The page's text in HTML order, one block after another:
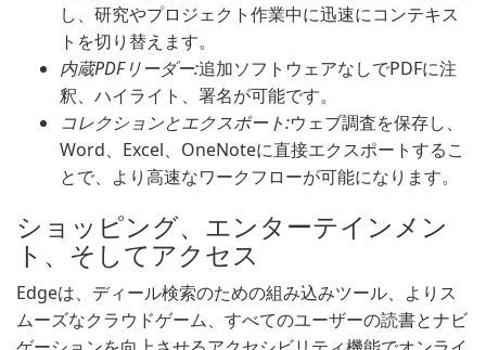
し、研究やプロジェクト作業中に迅速にコンテキス
トを切り替えます。
内蔵PDFリーダー:追加ソフトウェアなしでPDFに注
釈、ハイライト、署名が可能です。
コレクションとエクスポート:ウェブ調査を保存し、
Word、Excel、OneNoteに直接エクスポートするこ
とで、より高速なワークフローが可能になります。
ショッピング、エンターテインメン
ト、そしてアクセス
Edgeは、ディール検索のための組み込みツール、よりス
ムーズなクラウドゲーム、すべてのユーザーの読書とナビ